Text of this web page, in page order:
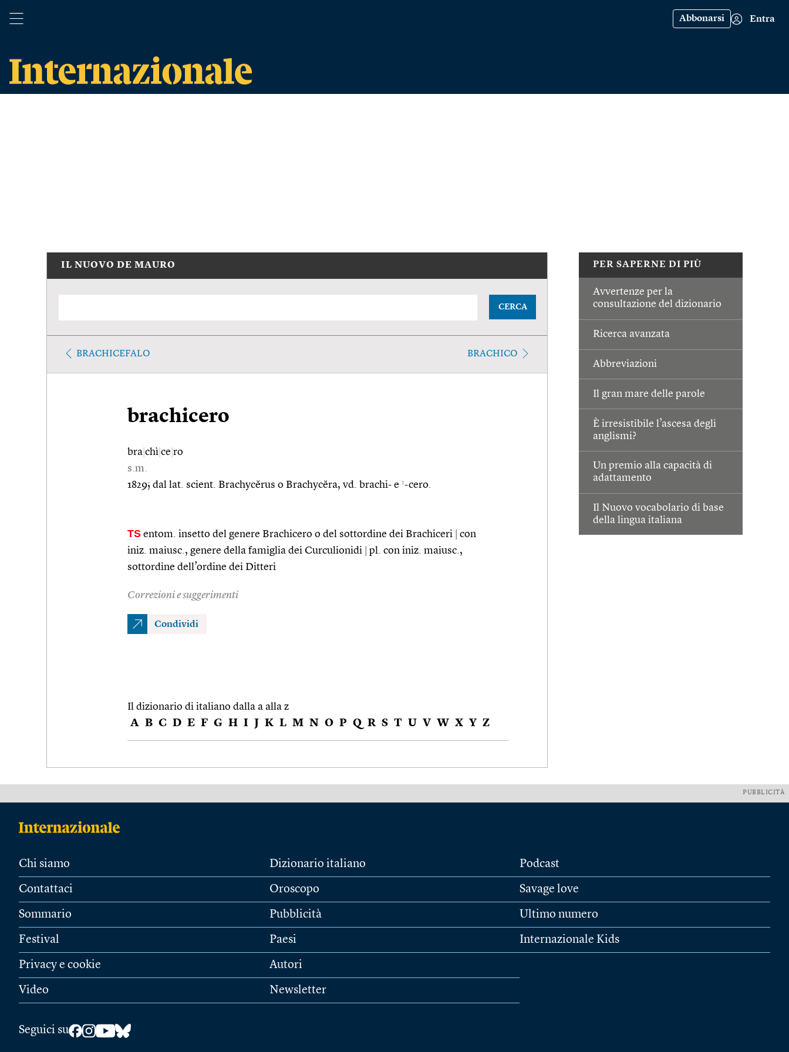
Abbonarsi Entra
PER SAPERNE DI PIÙ
Avvertenze per la
consultazione del dizionario
Ricerca avanzata
Abbreviazioni
Il gran mare delle parole
È irresistibile l’ascesa degli
anglismi?
Un premio alla capacità di
adattamento
Il Nuovo vocabolario di base
della lingua italiana
IL NUOVO DE MAURO
CERCA
BRACHICEFALO BRACHICO
brachicero
bra chì ce ro
s.m.
1829; dal lat. scient. Brachycĕrus o Brachycĕra, vd. brachi- e 1-cero.
TS entom. insetto del genere Brachicero o del sottordine dei Brachiceri
con
iniz. maiusc., genere della famiglia dei Curculionidi
pl. con iniz. maiusc.,
sottordine dell’ordine dei Ditteri
Correzioni e suggerimenti
Condividi
Il dizionario di italiano dalla a alla z
A B C D E F G H I J K L M N O P Q R S T U V W X Y Z
PUBBLICITÀ
Chi siamo
Contattaci
Sommario
Festival
Privacy e cookie
Video
Dizionario italiano
Oroscopo
Pubblicità
Paesi
Autori
Newsletter
Podcast
Savage love
Ultimo numero
Internazionale Kids
Seguici su